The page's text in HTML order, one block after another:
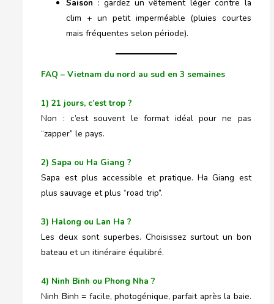
Saison : gardez un vêtement léger contre la
clim + un petit imperméable (pluies courtes
mais fréquentes selon période).
FAQ – Vietnam du nord au sud en 3 semaines
1) 21 jours, c’est trop ?
Non : c’est souvent le format idéal pour ne pas
“zapper” le pays.
2) Sapa ou Ha Giang ?
Sapa est plus accessible et pratique. Ha Giang est
plus sauvage et plus “road trip”.
3) Halong ou Lan Ha ?
Les deux sont superbes. Choisissez surtout un bon
bateau et un itinéraire équilibré.
4) Ninh Binh ou Phong Nha ?
Ninh Binh = facile, photogénique, parfait après la baie.